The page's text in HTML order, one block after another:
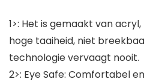
1>: Het is gemaakt van
hoge taaiheid, niet
technologie vervaagt nooit.
2>: Eye Safe: Comfortabel